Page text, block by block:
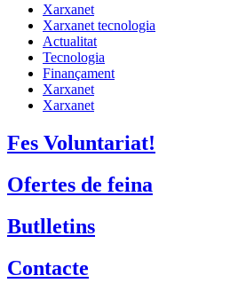
Xarxanet
Xarxanet tecnologia
Actualitat
Tecnologia
Finançament
Xarxanet
Xarxanet
Fes Voluntariat!
Ofertes de feina
Butlletins
Contacte